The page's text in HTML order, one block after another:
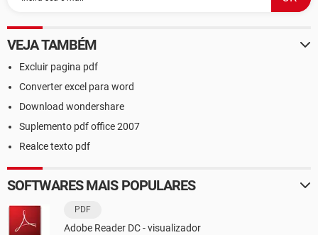
VEJA TAMBÉM
Excluir pagina pdf
Converter excel para word
Download wondershare
Suplemento pdf office 2007
Realce texto pdf
SOFTWARES MAIS POPULARES
PDF
Adobe Reader DC - visualizador